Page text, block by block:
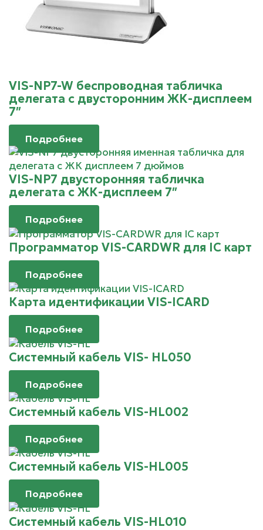
VIS-NP7-W беспроводная табличка
делегата с двусторонним ЖК-дисплеем
7″
Подробнее
VIS-NP7 двусторонняя табличка
делегата с ЖК-дисплеем 7″
Подробнее
Программатор VIS-CARDWR для IC карт
Подробнее
Карта идентификации VIS-ICARD
Подробнее
Системный кабель VIS- HL050
Подробнее
Системный кабель VIS-HL002
Подробнее
Системный кабель VIS-HL005
Подробнее
Системный кабель VIS-HL010